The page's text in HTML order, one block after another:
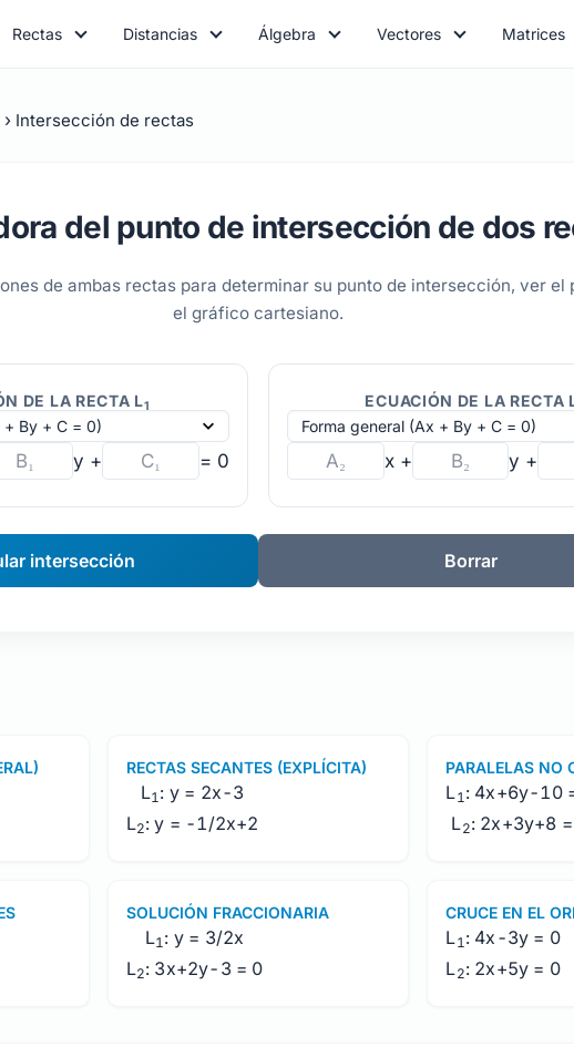
Rectas Distancias Álgebra Vectores Matrices
Intersección de rectas
del punto de intersección de dos
de ambas rectas para determinar su punto de intersección, ver el
el gráfico cartesiano.
DE LA RECTA L1
y + = 0
ECUACIÓN DE LA RECTA
x + y +
intersección Borrar
RECTAS SECANTES (EXPLÍCITA)
L1: y = 2x-3
L2: y = -1/2x+2
PARALELAS NO
L1: 4x+6y-10
L2: 2x+3y+8
SOLUCIÓN FRACCIONARIA
L1: y = 3/2x
L2: 3x+2y-3 = 0
CRUCE EN EL
L1: 4x-3y = 0
L2: 2x+5y = 0